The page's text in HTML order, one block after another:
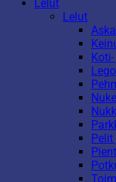
Lelut
Lelut